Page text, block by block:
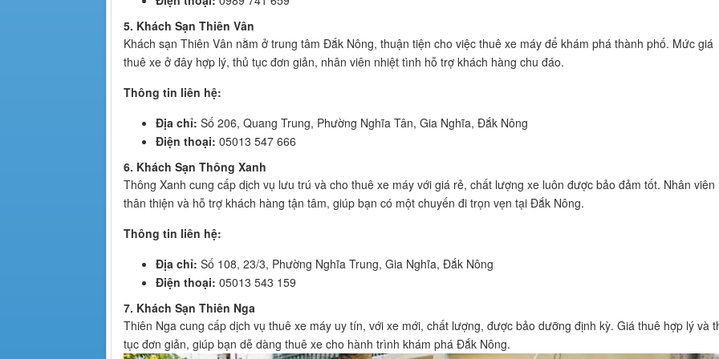
5. Khách Sạn Thiên Vân
Khách sạn Thiên Vân nằm ở trung tâm Đắk Nông, thuận tiện cho việc thuê xe máy để khám phá thành phố. Mức giá
thuê xe ở đây hợp lý, thủ tục đơn giản, nhân viên nhiệt tình hỗ trợ khách hàng chu đáo.
Thông tin liên hệ:
Địa chỉ: Số 206, Quang Trung, Phường Nghĩa Tân, Gia Nghĩa, Đắk Nông
Điện thoại: 05013 547 666
6. Khách Sạn Thông Xanh
Thông Xanh cung cấp dịch vụ lưu trú và cho thuê xe máy với giá rẻ, chất lượng xe luôn được bảo đảm tốt. Nhân viên
thân thiện và hỗ trợ khách hàng tận tâm, giúp bạn có một chuyến đi trọn vẹn tại Đắk Nông.
Thông tin liên hệ:
Địa chỉ: Số 108, 23/3, Phường Nghĩa Trung, Gia Nghĩa, Đắk Nông
Điện thoại: 05013 543 159
7. Khách Sạn Thiên Nga
Thiên Nga cung cấp dịch vụ thuê xe máy uy tín, với xe mới, chất lượng, được bảo dưỡng định kỳ. Giá thuê hợp lý và
tục đơn giản, giúp bạn dễ dàng thuê xe cho hành trình khám phá Đắk Nông.